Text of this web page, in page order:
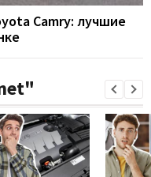
Camry: лучшие